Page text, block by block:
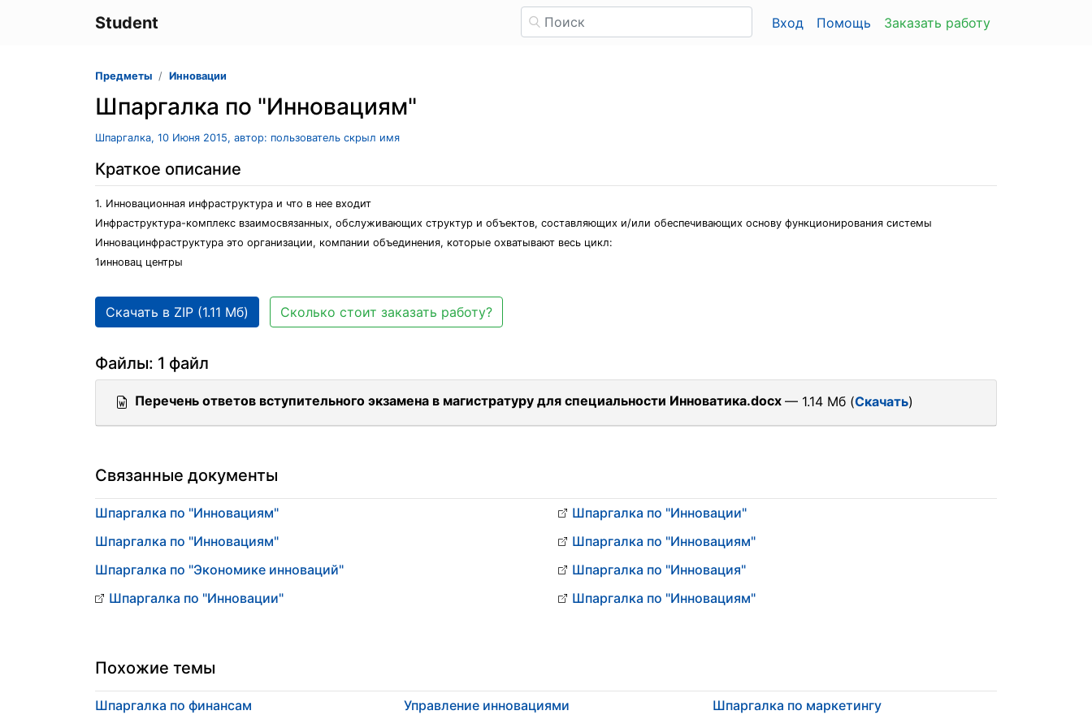
Student Вход Помощь Заказать работу
Предметы Инновации
Шпаргалка по "Инновациям"
Шпаргалка, 10 Июня 2015, автор: пользователь скрыл имя
Краткое описание
1. Инновационная инфраструктура и что в нее входит
Инфраструктура-комплекс взаимосвязанных, обслуживающих структур и объектов, составляющих и/или обеспечивающих основу функционирования системы
Инновацинфраструктура это организации, компании объединения, которые охватывают весь цикл:
1инновац центры
Скачать в ZIP (1.11 Мб) Сколько стоит заказать работу?
Файлы: 1 файл
Перечень ответов вступительного экзамена в магистратуру для специальности Инноватика.docx — 1.14 Мб (Скачать)
Связанные документы
Шпаргалка по "Инновациям"
Шпаргалка по "Инновациям"
Шпаргалка по "Экономике инноваций"
Шпаргалка по "Инновации"
Шпаргалка по "Инновации"
Шпаргалка по "Инновациям"
Шпаргалка по "Инновация"
Шпаргалка по "Инновациям"
Похожие темы
Шпаргалка по финансам Управление инновациями Шпаргалка по маркетингу